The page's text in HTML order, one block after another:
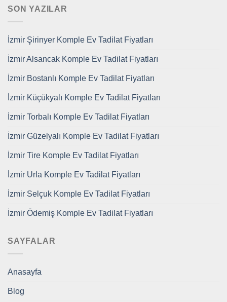
SON YAZILAR
İzmir Şirinyer Komple Ev Tadilat Fiyatları
İzmir Alsancak Komple Ev Tadilat Fiyatları
İzmir Bostanlı Komple Ev Tadilat Fiyatları
İzmir Küçükyalı Komple Ev Tadilat Fiyatları
İzmir Torbalı Komple Ev Tadilat Fiyatları
İzmir Güzelyalı Komple Ev Tadilat Fiyatları
İzmir Tire Komple Ev Tadilat Fiyatları
İzmir Urla Komple Ev Tadilat Fiyatları
İzmir Selçuk Komple Ev Tadilat Fiyatları
İzmir Ödemiş Komple Ev Tadilat Fiyatları
SAYFALAR
Anasayfa
Blog